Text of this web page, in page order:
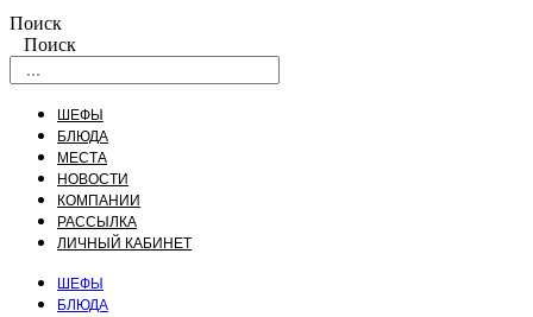
Поиск
Поиск
ШЕФЫ
БЛЮДА
МЕСТА
НОВОСТИ
КОМПАНИИ
РАССЫЛКА
ЛИЧНЫЙ КАБИНЕТ
ШЕФЫ
БЛЮДА